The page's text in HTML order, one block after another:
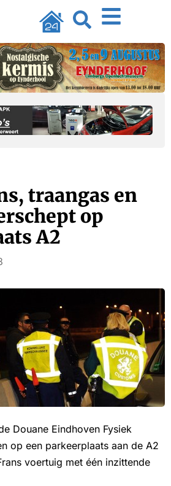
traangas en
op
A2
Douane Eindhoven Fysiek
op een parkeerplaats aan de A2
voertuig met één inzittende